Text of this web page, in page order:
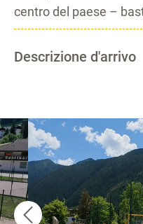
centro del paese –
Descrizione d'arrivo